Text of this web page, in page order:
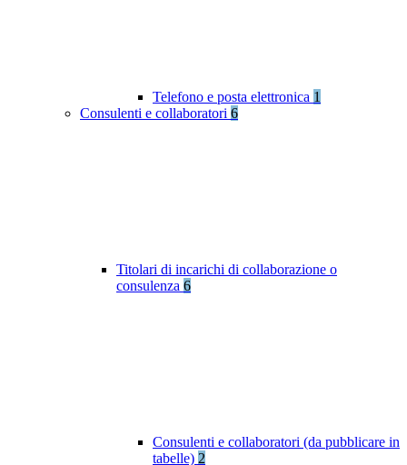
Telefono e posta elettronica 1
Consulenti e collaboratori 6
Titolari di incarichi di collaborazione o
consulenza 6
Consulenti e collaboratori (da pubblicare in
tabelle) 2